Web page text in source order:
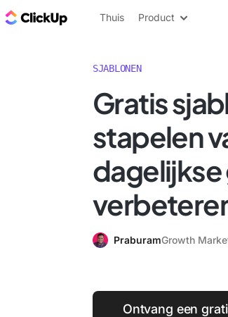
ClickUp Blog
Thuis Product
SJABLONEN
Gratis
stapelen
PraburamGrowth
Ontvang een